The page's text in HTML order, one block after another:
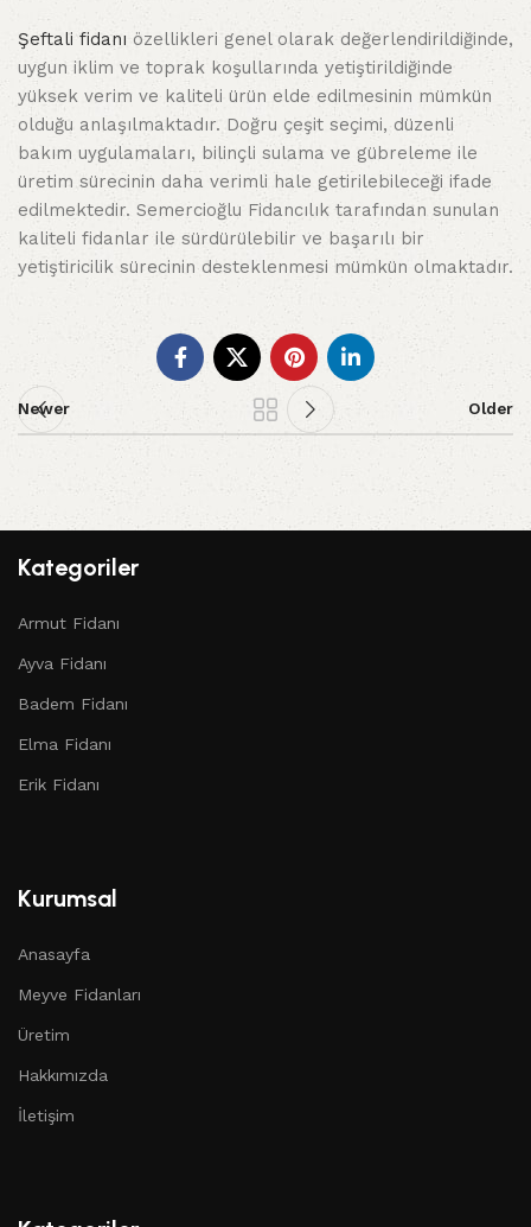
Şeftali fidanı özellikleri genel olarak değerlendirildiğinde,
uygun iklim ve toprak koşullarında yetiştirildiğinde
yüksek verim ve kaliteli ürün elde edilmesinin mümkün
olduğu anlaşılmaktadır. Doğru çeşit seçimi, düzenli
bakım uygulamaları, bilinçli sulama ve gübreleme ile
üretim sürecinin daha verimli hale getirilebileceği ifade
edilmektedir. Semercioğlu Fidancılık tarafından sunulan
kaliteli fidanlar ile sürdürülebilir ve başarılı bir
yetiştiricilik sürecinin desteklenmesi mümkün olmaktadır.
Newer Older
Kategoriler
Armut Fidanı
Ayva Fidanı
Badem Fidanı
Elma Fidanı
Erik Fidanı
Kurumsal
Anasayfa
Meyve Fidanları
Üretim
Hakkımızda
İletişim